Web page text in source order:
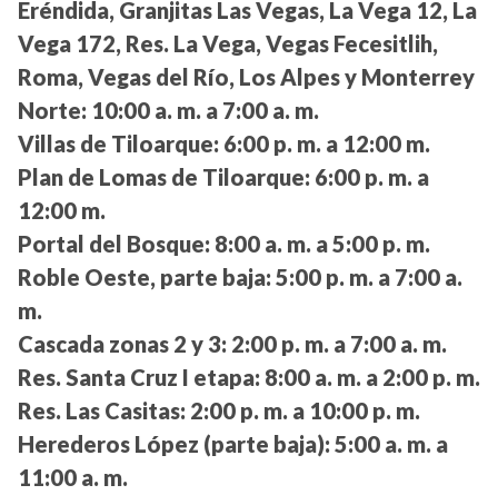
Eréndida, Granjitas Las Vegas, La Vega 12, La
Vega 172, Res. La Vega, Vegas Fecesitlih,
Roma, Vegas del Río, Los Alpes y Monterrey
Norte: 10:00 a. m. a 7:00 a. m.
Villas de Tiloarque: 6:00 p. m. a 12:00 m.
Plan de Lomas de Tiloarque: 6:00 p. m. a
12:00 m.
Portal del Bosque: 8:00 a. m. a 5:00 p. m.
Roble Oeste, parte baja: 5:00 p. m. a 7:00 a.
m.
Cascada zonas 2 y 3: 2:00 p. m. a 7:00 a. m.
Res. Santa Cruz I etapa: 8:00 a. m. a 2:00 p. m.
Res. Las Casitas: 2:00 p. m. a 10:00 p. m.
Herederos López (parte baja): 5:00 a. m. a
11:00 a. m.